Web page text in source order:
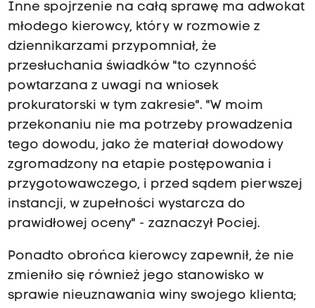
Inne spojrzenie na całą sprawę ma adwokat
młodego kierowcy, który w rozmowie z
dziennikarzami przypomniał, że
przesłuchania świadków "to czynność
powtarzana z uwagi na wniosek
prokuratorski w tym zakresie". "W moim
przekonaniu nie ma potrzeby prowadzenia
tego dowodu, jako że materiał dowodowy
zgromadzony na etapie postępowania i
przygotowawczego, i przed sądem pierwszej
instancji, w zupełności wystarcza do
prawidłowej oceny" - zaznaczył Pociej.
Ponadto obrońca kierowcy zapewnił, że nie
zmieniło się również jego stanowisko w
sprawie nieuznawania winy swojego klienta;